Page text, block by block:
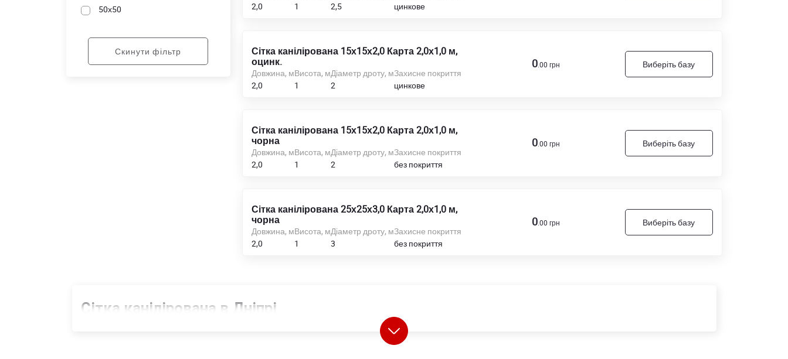
50х50
Скинути фільтр
2,0
1
2,5
цинкове
Сітка канілірована 15х15х2,0 Карта 2,0х1,0 м,
оцинк.
Довжина, м
2,0
Висота, м
1
Діаметр дроту, м
2
Захисне покриття
цинкове
0.00 грн Виберіть базу
Сітка канілірована 15х15х2,0 Карта 2,0х1,0 м,
чорна
Довжина, м
2,0
Висота, м
1
Діаметр дроту, м
2
Захисне покриття
без покриття
0.00 грн Виберіть базу
Сітка канілірована 25х25х3,0 Карта 2,0х1,0 м,
чорна
Довжина, м
2,0
Висота, м
1
Діаметр дроту, м
3
Захисне покриття
без покриття
0.00 грн Виберіть базу
Сітка канілірована в Дніпрі